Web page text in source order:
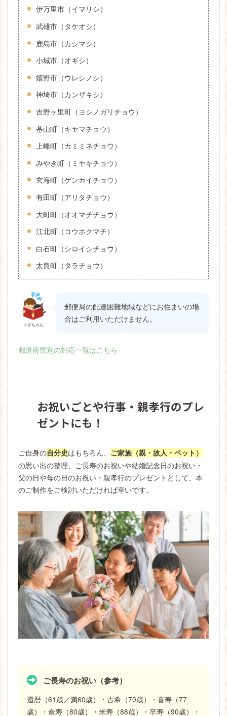
伊万里市（イマリシ）
武雄市（タケオシ）
鹿島市（カシマシ）
小城市（オギシ）
嬉野市（ウレシノシ）
神埼市（カンザキシ）
吉野ヶ里町（ヨシノガリチョウ）
基山町（キヤマチョウ）
上峰町（カミミネチョウ）
みやき町（ミヤキチョウ）
玄海町（ゲンカイチョウ）
有田町（アリタチョウ）
大町町（オオマチチョウ）
江北町（コウホクマチ）
白石町（シロイシチョウ）
太良町（タラチョウ）
スギちゃん
郵便局の配達困難地域などにお住まいの場
合はご利用いただけません。
都道府県別の対応一覧はこちら
お祝いごとや行事・親孝行のプレ
ゼントにも！
ご自身の自分史はもちろん、 ご家族（親・故人・ペット）
の思い出の整理、ご長寿のお祝いや結婚記念日のお祝い・
父の日や母の日のお祝い・親孝行のプレゼントとして、本
のご制作をご検討いただければ幸いです。
ご長寿のお祝い（参考）
還暦（61歳／満60歳）・古希（70歳）・喜寿（77
歳）・傘寿（80歳）・米寿（88歳）・卒寿（90歳）・